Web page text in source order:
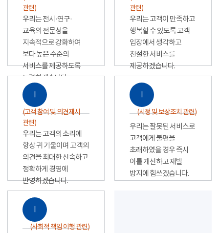
관련)
우리는 전시·연구·
교육의 전문성을
지속적으로 강화하여
보다 높은 수준의
서비스를 제공하도록
노력하겠습니다.
관련)
우리는 고객이 만족하고
행복할 수 있도록 고객
입장에서 생각하고
친절한 서비스를
제공하겠습니다.
Ⅰ
(고객 참여 및 의견제시
관련)
우리는 고객의 소리에
항상 귀 기울이며 고객의
의견을 최대한 신속하고
정확하게 경영에
반영하겠습니다.
Ⅰ
(시정 및 보상조치 관련)
우리는 잘못된 서비스로
고객에게 불편을
초래하였을 경우 즉시
이를 개선하고 재발
방지에 힘쓰겠습니다.
Ⅰ
(사회적 책임 이행 관련)